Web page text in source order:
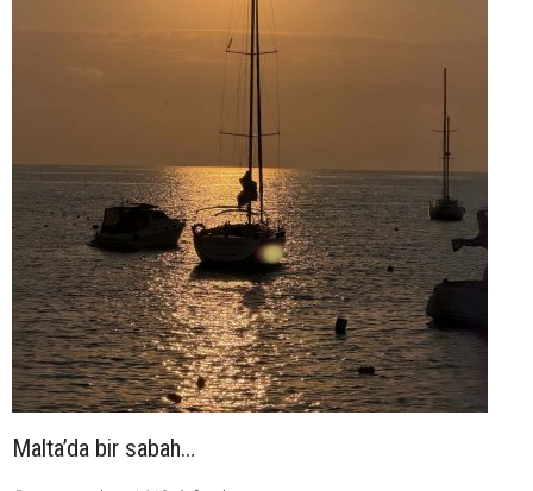
Malta’da bir sabah…